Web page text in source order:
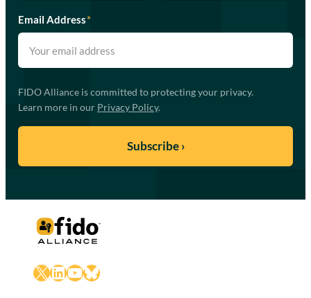
Email Address*
FIDO Alliance is committed to protecting your privacy.
Learn more in our Privacy Policy.
X LinkedIn
YouTube
Bluesky